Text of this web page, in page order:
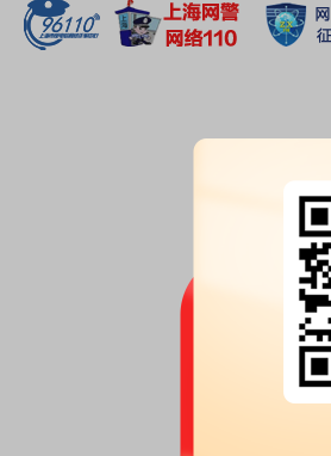
公告： 2026年06月10日发布《
会的通知》等7条公告
2026年06月03日发布
2026年05月27日因“有
值达到7%的前五只证券”披露龙
2026年05月23日发布